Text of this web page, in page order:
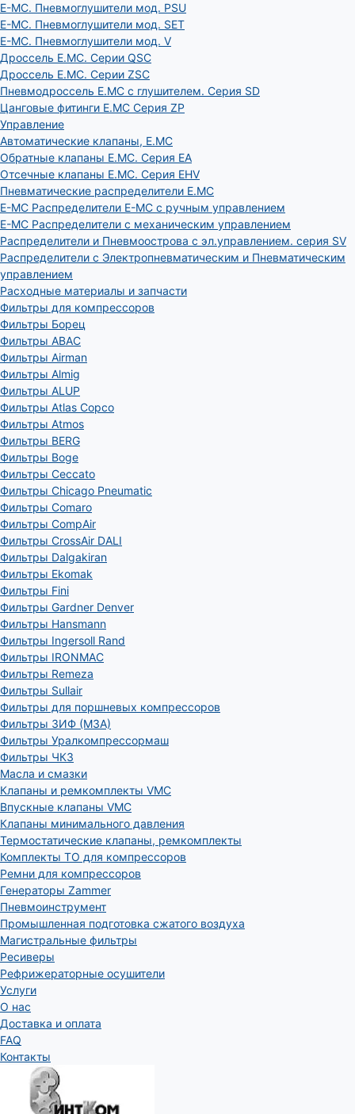
E-MC. Пневмоглушители мод. PSU
E-MC. Пневмоглушители мод. SET
E-MC. Пневмоглушители мод. V
Дроссель E.MC. Серии QSC
Дроссель E.MC. Серии ZSC
Пневмодроссель E.MC с глушителем. Серия SD
Цанговые фитинги E.MC Серия ZP
Управление
Автоматические клапаны, Е.МС
Обратные клапаны E.MC. Серия EA
Отсечные клапаны E.MC. Серия EHV
Пневматические распределители E.MC
E-MC Распределители E-MC с ручным управлением
E-MC Распределители с механическим управлением
Распределители и Пневмоострова с эл.управлением. серия SV
Распределители с Электропневматическим и Пневматическим
управлением
Расходные материалы и запчасти
Фильтры для компрессоров
Фильтры Борец
Фильтры ABAC
Фильтры Airman
Фильтры Almig
Фильтры ALUP
Фильтры Atlas Copco
Фильтры Atmos
Фильтры BERG
Фильтры Boge
Фильтры Ceccato
Фильтры Chicago Pneumatic
Фильтры Comaro
Фильтры CompAir
Фильтры CrossAir DALI
Фильтры Dalgakiran
Фильтры Ekomak
Фильтры Fini
Фильтры Gardner Denver
Фильтры Hansmann
Фильтры Ingersoll Rand
Фильтры IRONMAC
Фильтры Remeza
Фильтры Sullair
Фильтры для поршневых компрессоров
Фильтры ЗИФ (МЗА)
Фильтры Уралкомпрессормаш
Фильтры ЧКЗ
Масла и смазки
Клапаны и ремкомплекты VMC
Впускные клапаны VMC
Клапаны минимального давления
Термостатические клапаны, ремкомплекты
Комплекты ТО для компрессоров
Ремни для компрессоров
Генераторы Zammer
Пневмоинструмент
Промышленная подготовка сжатого воздуха
Магистральные фильтры
Ресиверы
Рефрижераторные осушители
Услуги
О нас
Доставка и оплата
FAQ
Контакты